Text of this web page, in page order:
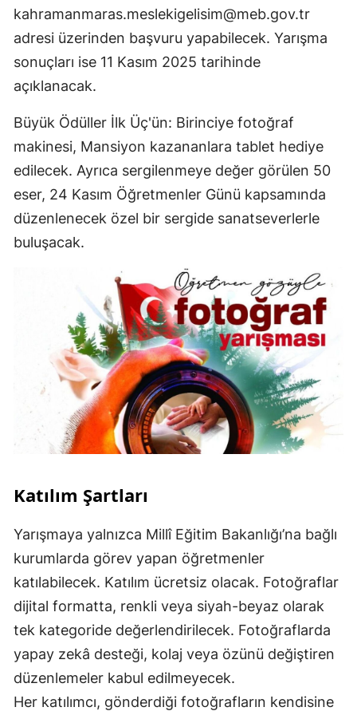
kahramanmaras.meslekigelisim@meb.gov.tr
adresi üzerinden başvuru yapabilecek. Yarışma
sonuçları ise 11 Kasım 2025 tarihinde
açıklanacak.
Büyük Ödüller İlk Üç'ün: Birinciye fotoğraf
makinesi, Mansiyon kazananlara tablet hediye
edilecek. Ayrıca sergilenmeye değer görülen 50
eser, 24 Kasım Öğretmenler Günü kapsamında
düzenlenecek özel bir sergide sanatseverlerle
buluşacak.
Katılım Şartları
Yarışmaya yalnızca Millî Eğitim Bakanlığı’na bağlı
kurumlarda görev yapan öğretmenler
katılabilecek. Katılım ücretsiz olacak. Fotoğraflar
dijital formatta, renkli veya siyah-beyaz olarak
tek kategoride değerlendirilecek. Fotoğraflarda
yapay zekâ desteği, kolaj veya özünü değiştiren
düzenlemeler kabul edilmeyecek.
Her katılımcı, gönderdiği fotoğrafların kendisine